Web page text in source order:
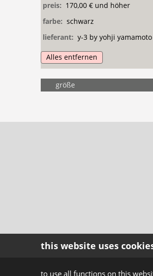
preis: 170,00 € und höher
farbe: schwarz
lieferant: y-3 by yohji yamamoto
Alles entfernen
größe
this website uses
to use all functions on this